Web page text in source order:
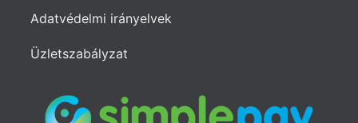
Adatvédelmi irányelvek
Üzletszabályzat